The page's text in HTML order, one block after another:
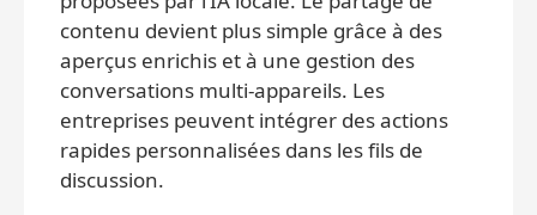
contenu devient plus simple grâce à des
aperçus enrichis et à une gestion des
conversations multi-appareils. Les
entreprises peuvent intégrer des actions
rapides personnalisées dans les fils de
discussion.